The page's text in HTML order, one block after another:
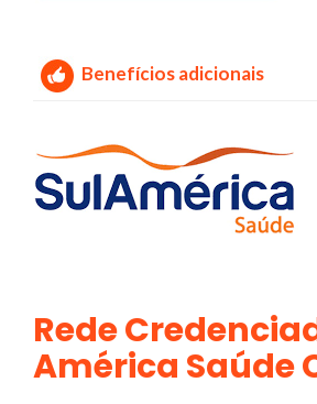
Benefícios adicionais
Rede
América Saúde